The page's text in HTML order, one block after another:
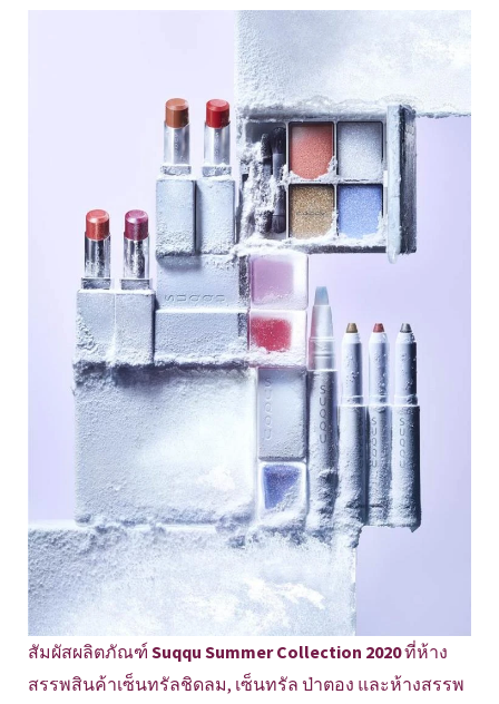
สัมผัสผลิตภัณฑ์ Suqqu Summer Collection 2020ที่ห้าง
สรรพสินค้าเซ็นทรัลชิดลม, เซ็นทรัล ป่าตอง และห้างสรรพ